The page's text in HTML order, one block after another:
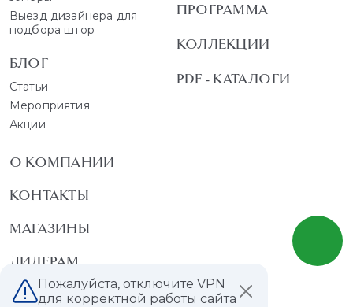
Выезд дизайнера для
подбора штор
БЛОГ
Статьи
Мероприятия
Акции
ПРОГРАММА
КОЛЛЕКЦИИ
PDF - КАТАЛОГИ
О КОМПАНИИ
КОНТАКТЫ
МАГАЗИНЫ
ДИЛЕРАМ
ВАКАНСИИ
Пожалуйста, отключите VPN
для корректной работы сайта